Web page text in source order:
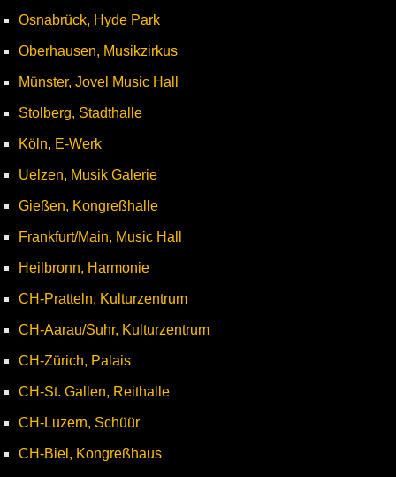
Osnabrück, Hyde Park
Oberhausen, Musikzirkus
Münster, Jovel Music Hall
Stolberg, Stadthalle
Köln, E-Werk
Uelzen, Musik Galerie
Gießen, Kongreßhalle
Frankfurt/Main, Music Hall
Heilbronn, Harmonie
CH-Pratteln, Kulturzentrum
CH-Aarau/Suhr, Kulturzentrum
CH-Zürich, Palais
CH-St. Gallen, Reithalle
CH-Luzern, Schüür
CH-Biel, Kongreßhaus